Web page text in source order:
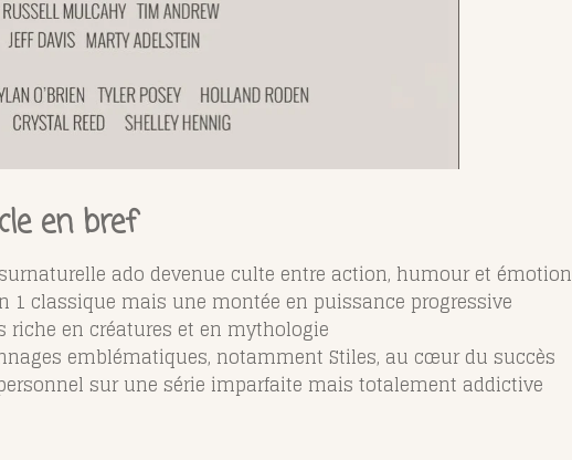
en bref
ado devenue culte entre action, humour et émotion
1 classique mais une montée en puissance progressive
riche en créatures et en mythologie
emblématiques, notamment Stiles, au cœur du succès
sur une série imparfaite mais totalement addictive